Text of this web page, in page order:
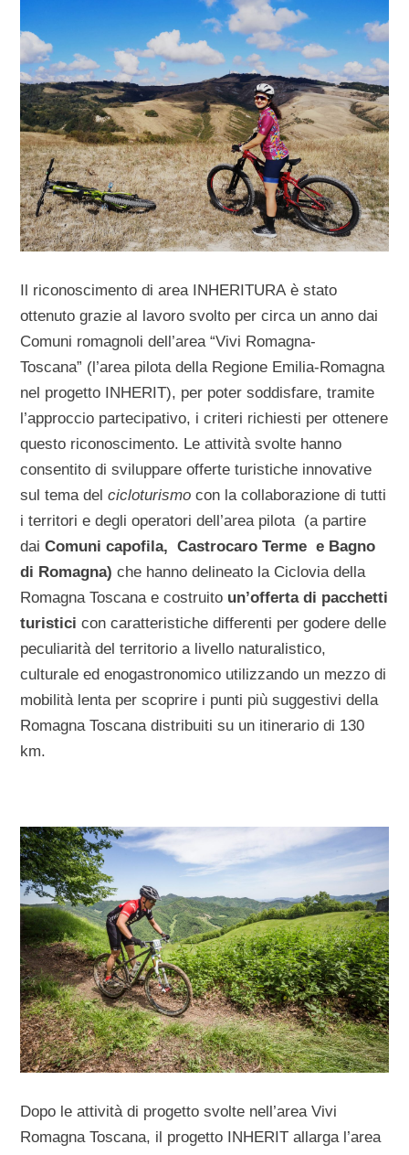
Il riconoscimento di area INHERITURA è stato
ottenuto grazie al lavoro svolto per circa un anno dai
Comuni romagnoli dell’area “Vivi Romagna-
Toscana” (l’area pilota della Regione Emilia-Romagna
nel progetto INHERIT), per poter soddisfare, tramite
l’approccio partecipativo, i criteri richiesti per ottenere
questo riconoscimento. Le attività svolte hanno
consentito di sviluppare offerte turistiche innovative
sul tema delcicloturismo con la collaborazione di tutti
i territori e degli operatori dell’area pilota (a partire
daiComuni capofila, Castrocaro Terme e Bagno
di Romagna)che hanno delineato la Ciclovia della
Romagna Toscana e costruito un’offerta di pacchetti
turistici con caratteristiche differenti per godere delle
peculiarità del territorio a livello naturalistico,
culturale ed enogastronomico utilizzando un mezzo di
mobilità lenta per scoprire i punti più suggestivi della
Romagna Toscana distribuiti su un itinerario di 130
km.
Dopo le attività di progetto svolte nell’area Vivi
Romagna Toscana, il progetto INHERIT allarga l’area